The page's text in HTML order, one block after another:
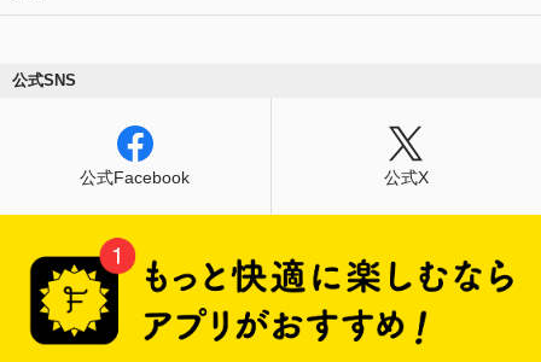
公式SNS
公式Facebook 公式X